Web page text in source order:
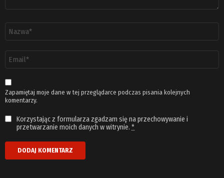
email
*
Zapamiętaj moje dane w tej przeglądarce podczas pisania kolejnych
komentarzy.
Korzystając z formularza zgadzam się na przechowywanie i
przetwarzanie moich danych w witrynie. *